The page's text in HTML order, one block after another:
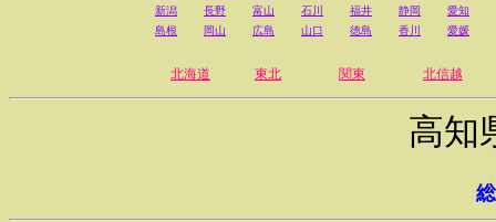
新潟
長野 富山 石川 福井 静岡
愛知
島根
岡山 広島 山口 徳島 香川 愛媛
北海道 東北 関東 北信越
高知